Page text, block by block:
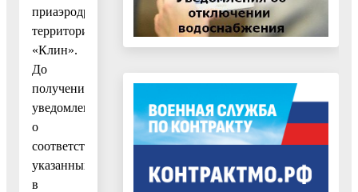
приаэродромной
территории
«Клин».
До
получения
уведомления
о
соответствии
указанных
в